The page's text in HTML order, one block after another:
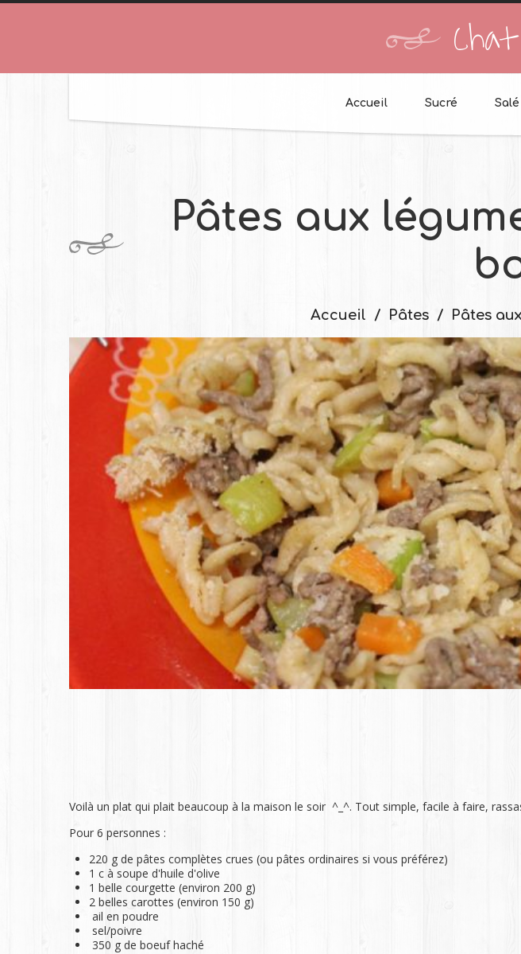
Accueil Sucré Salé
Pâtes aux
Accueil Pâtes Pâtes
Voilà un plat qui plait beaucoup à la maison le soir ^_^. Tout simple, facile à faire,
Pour 6 personnes :
220 g de pâtes complètes crues (ou pâtes ordinaires si vous préférez)
1 c à soupe d'huile d'olive
1 belle courgette (environ 200 g)
2 belles carottes (environ 150 g)
ail en poudre
sel/poivre
350 g de boeuf haché